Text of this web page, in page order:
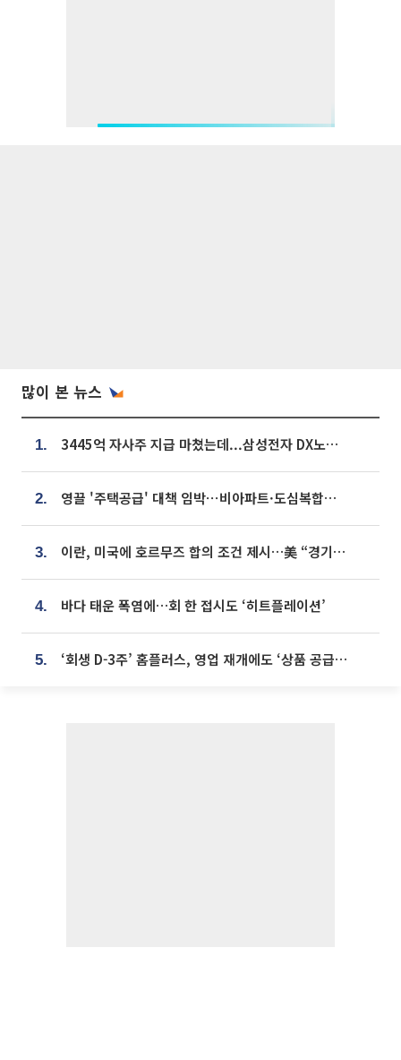
많이 본 뉴스
1. 3445억 자사주 지급 마쳤는데...삼성전자 DX노조, 뒤늦은 '떼쓰기 집회'
2. 영끌 '주택공급' 대책 임박⋯비아파트·도심복합까지 총동원
3. 이란, 미국에 호르무즈 합의 조건 제시…美 “경기 아직 안 끝나” [종합]
4. 바다 태운 폭염에…회 한 접시도 ‘히트플레이션’
5. ‘회생 D-3주’ 홈플러스, 영업 재개에도 ‘상품 공급망’ 복구가 생존 관건